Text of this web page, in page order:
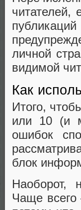
читателей,
личной
видимой
Как
Итого,
или 10 (и
ошибок
блок
Наоборот,
Чаще всего